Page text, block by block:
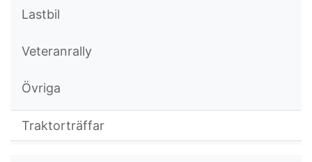
Lastbil
Veteranrally
Övriga
Traktorträffar